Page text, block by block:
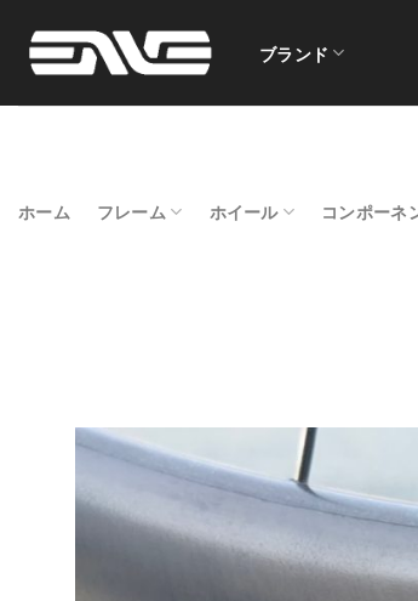
content
ブランド
ホーム フレーム ホイール コンポーネ